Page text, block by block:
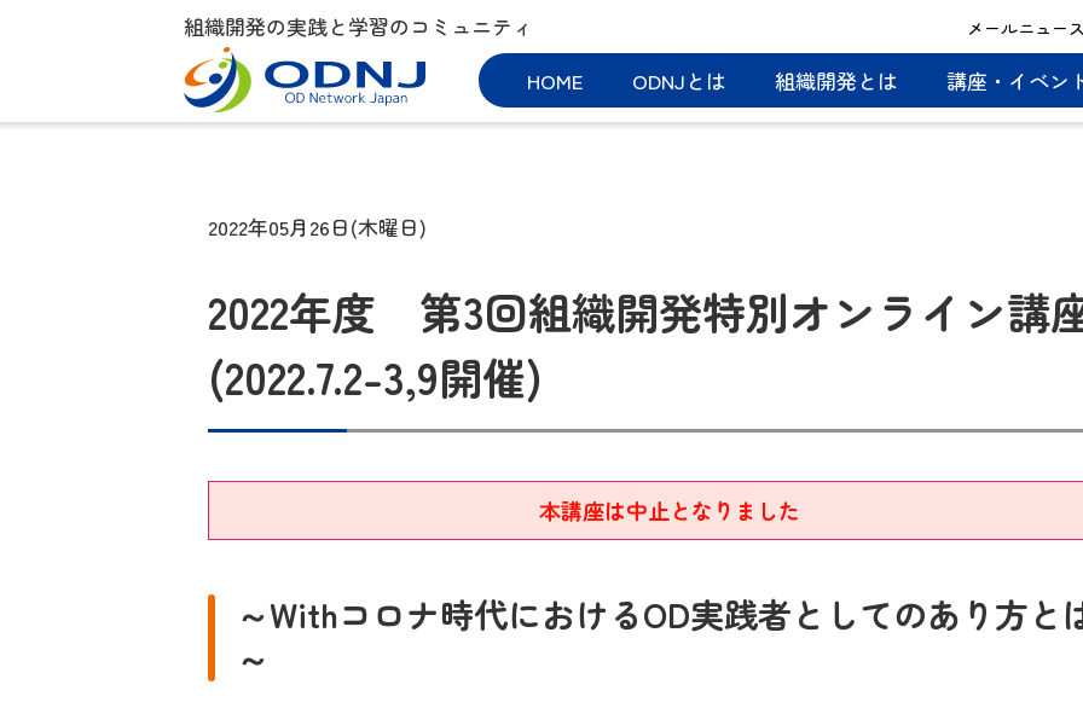
組織開発の実践と学習のコミュニティ メールニュース
HOME ODNJとは 組織開発とは 講座・イベン
2022年05月26日(木曜日)
2022年度 第3回組織開発特別オンライン講
(2022.7.2-3,9開催)
本講座は中止となりました
～Withコロナ時代におけるOD実践者としてのあり方と
～